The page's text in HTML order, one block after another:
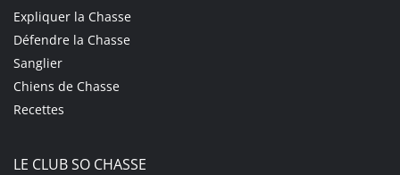
Expliquer la Chasse
Défendre la Chasse
Sanglier
Chiens de Chasse
Recettes
LE CLUB SO CHASSE